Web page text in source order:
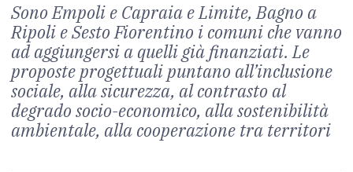
Sono Empoli e Capraia e Limite, Bagno a
Ripoli e Sesto Fiorentino i comuni che vanno
ad aggiungersi a quelli già finanziati. Le
proposte progettuali puntano all’inclusione
sociale, alla sicurezza, al contrasto al
degrado socio-economico, alla sostenibilità
ambientale, alla cooperazione tra territori